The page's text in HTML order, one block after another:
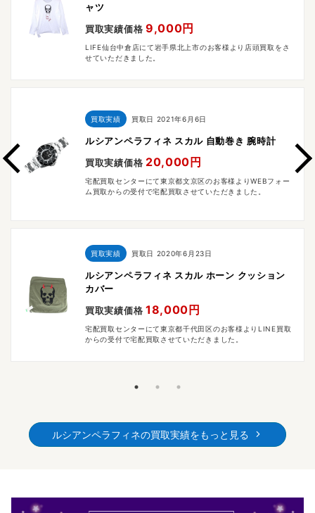
ャツ
買取実績価格 9,000円
LIFE仙台中倉店にて岩手県北上市のお客様より店頭買取をさ
せていただきました。
買取実績 買取日 2021年6月6日
ルシアンペラフィネ スカル 自動巻き 腕時計
買取実績価格 20,000円
宅配買取センターにて東京都文京区のお客様よりWEBフォー
ム買取からの受付で宅配買取させていただきました。
買取実績 買取日 2020年6月23日
ルシアンペラフィネ スカル ホーン クッション
カバー
買取実績価格 18,000円
宅配買取センターにて東京都千代田区のお客様よりLINE買取
からの受付で宅配買取させていただきました。
ルシアンペラフィネの買取実績をもっと見る